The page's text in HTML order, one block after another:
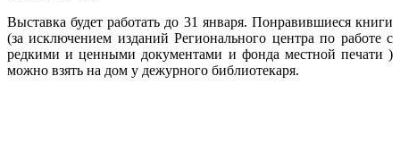
Выставка будет работать до 31 января. Понравившиеся книги
(за исключением изданий Регионального центра по работе с
редкими и ценными документами и фонда местной печати )
можно взять на дом у дежурного библиотекаря.